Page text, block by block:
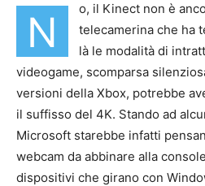
N
o, il Kinect non è
telecamerina che ha
là le modalità di
videogame, scomparsa
versioni della Xbox, potrebbe
il suffisso del 4K. Stando ad
Microsoft starebbe infatti
webcam da abbinare alla
dispositivi che girano con